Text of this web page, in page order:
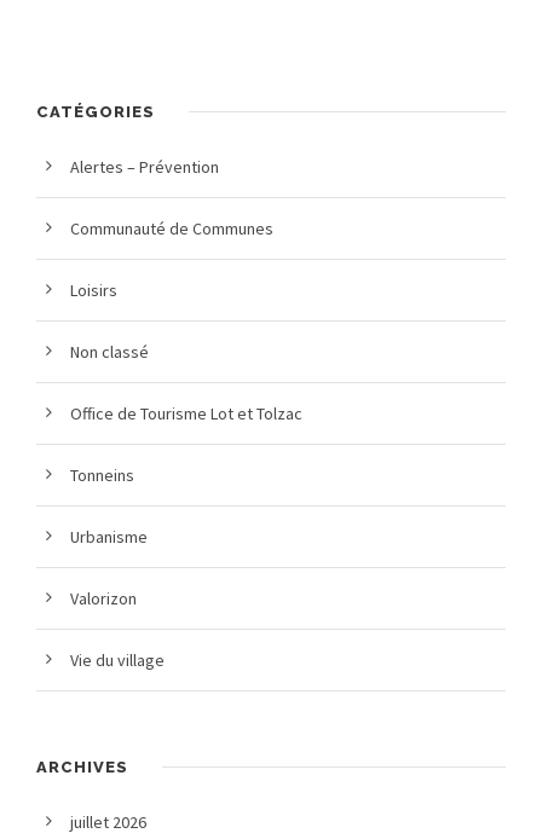
CATÉGORIES
Alertes – Prévention
Communauté de Communes
Loisirs
Non classé
Office de Tourisme Lot et Tolzac
Tonneins
Urbanisme
Valorizon
Vie du village
ARCHIVES
juillet 2026